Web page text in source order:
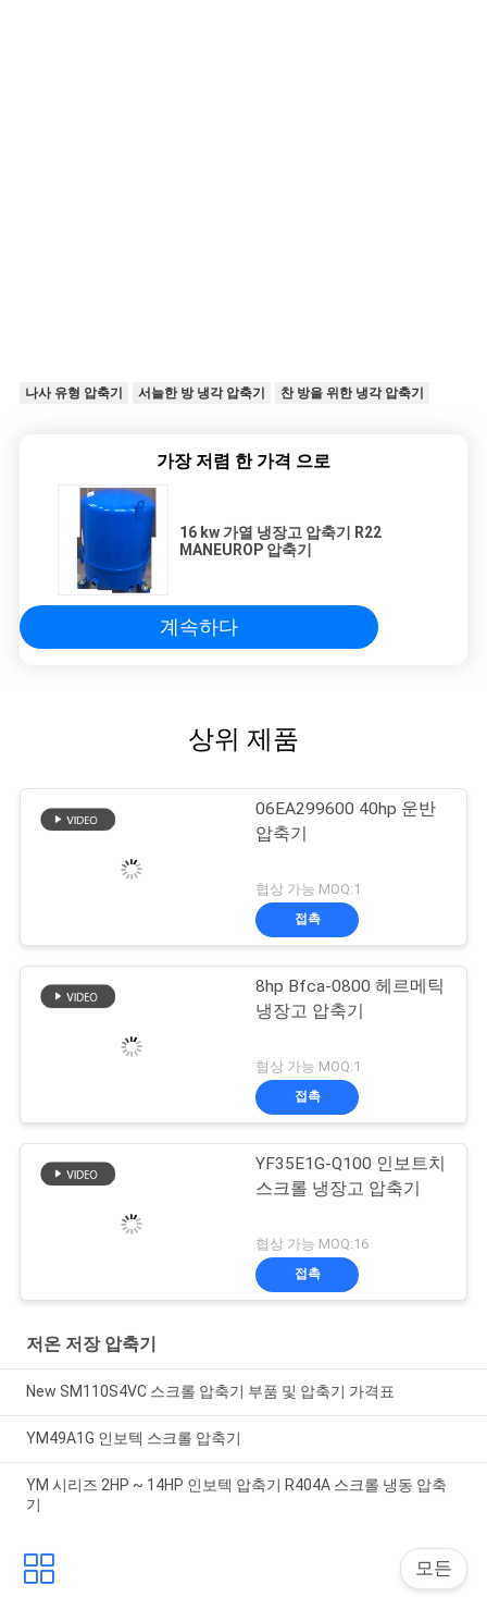
나사 유형 압축기 서늘한 방 냉각 압축기 찬 방을 위한 냉각 압축기
가장 저렴 한 가격 으로
16 kw 가열 냉장고 압축기 R22
MANEUROP 압축기
계속하다
상위 제품
06EA299600 40hp 운반
압축기
협상 가능 MOQ:1
접촉
8hp Bfca-0800 헤르메틱
냉장고 압축기
협상 가능 MOQ:1
접촉
YF35E1G-Q100 인보트치
스크롤 냉장고 압축기
협상 가능 MOQ:16
접촉
저온 저장 압축기
New SM110S4VC 스크롤 압축기 부품 및 압축기 가격표
YM49A1G 인보텍 스크롤 압축기
YM 시리즈 2HP ~ 14HP 인보텍 압축기 R404A 스크롤 냉동 압축
기
모든